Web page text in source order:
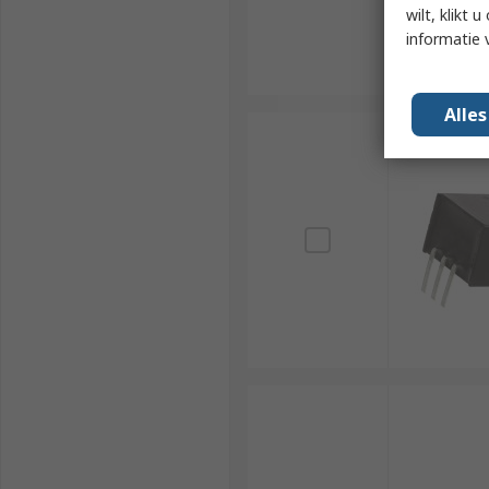
wilt, klikt u
informatie